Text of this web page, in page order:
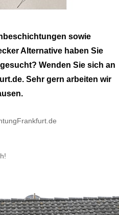
sowie
Alternative haben Sie
Wenden Sie sich an
Sehr gern arbeiten wir